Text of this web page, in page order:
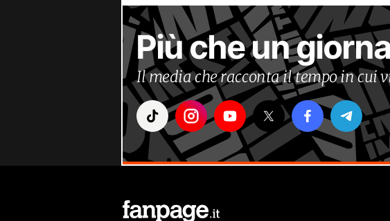
Più che un
Il media che racconta il tempo in cui